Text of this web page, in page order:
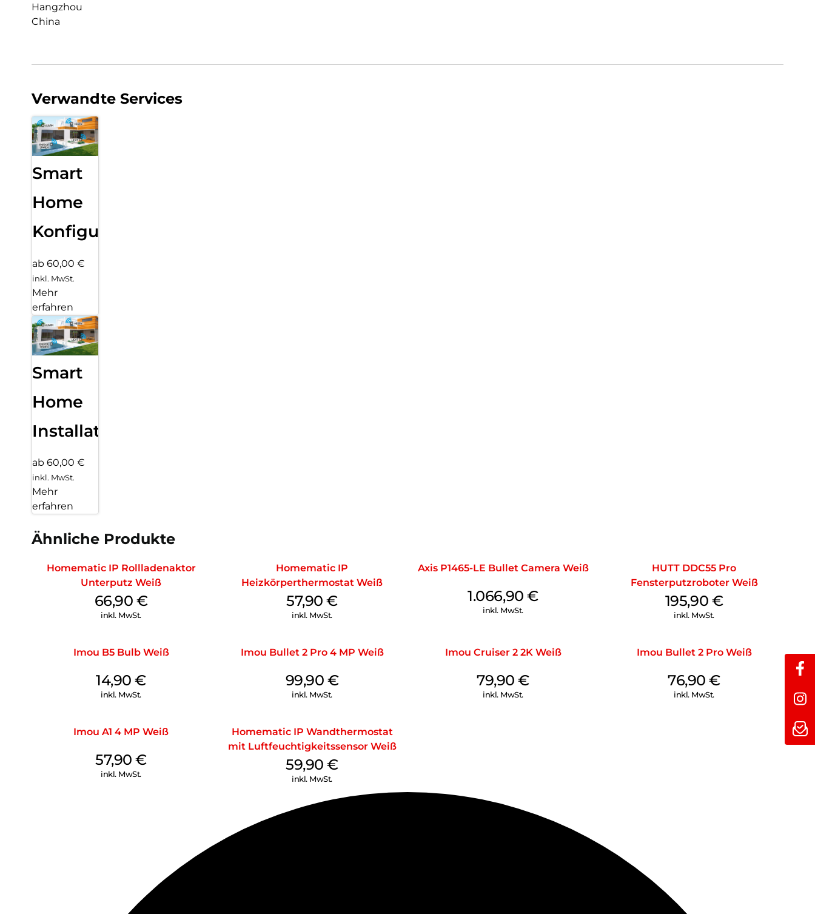
Hangzhou
China
Verwandte Services
Smart
Home
Konfiguration
ab 60,00 €
inkl. MwSt.
Mehr
erfahren
Smart
Home
Installation
ab 60,00 €
inkl. MwSt.
Mehr
erfahren
Ähnliche Produkte
Homematic IP Rollladenaktor
Unterputz Weiß
66,90 €
inkl. MwSt.
Homematic IP
Heizkörperthermostat Weiß
57,90€
inkl. MwSt.
Axis P1465-LE Bullet Camera Weiß
1.066,90€
inkl. MwSt.
HUTT DDC55 Pro
Fensterputzroboter Weiß
195,90 €
inkl. MwSt.
Imou B5 Bulb Weiß
14,90€
inkl. MwSt.
Imou Bullet 2 Pro 4 MP Weiß
99,90 €
inkl. MwSt.
Imou Cruiser 2 2K Weiß
79,90€
inkl. MwSt.
Imou Bullet 2 Pro Weiß
76,90€
inkl. MwSt.
Imou A1 4 MP Weiß
57,90€
inkl. MwSt.
Homematic IP Wandthermostat
mit Luftfeuchtigkeitssensor Weiß
59,90€
inkl. MwSt.